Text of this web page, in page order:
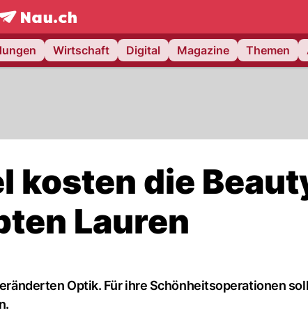
NAU.ch
Wirtschaft Digital Magazine Themen
kosten die
Lauren
Optik. Für ihre Schönheitsoperationen